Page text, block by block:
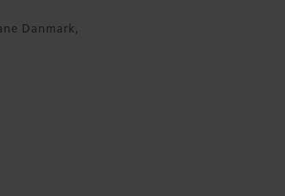
Danmark,